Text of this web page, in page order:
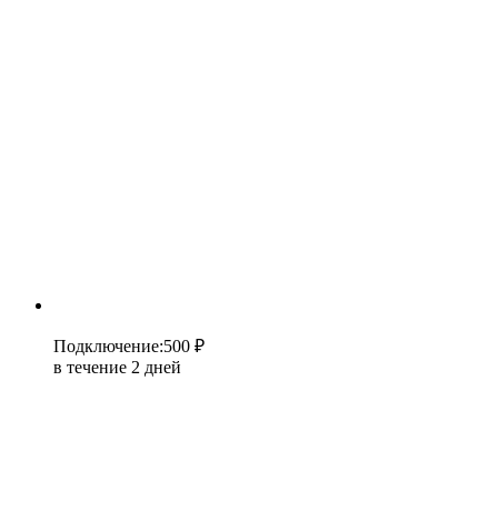
Подключение:500 ₽
в течение 2 дней